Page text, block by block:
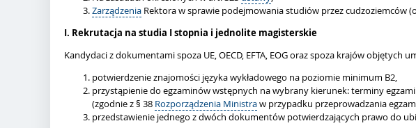
Zarządzenia Rektora w sprawie podejmowania studiów przez cudzoziemców
I. Rekrutacja na studia I stopnia i jednolite magisterskie
Kandydaci z dokumentami spoza UE, OECD, EFTA, EOG oraz spoza krajów objętych
potwierdzenie znajomości języka wykładowego na poziomie minimum B2,
przystąpienie do egzaminów wstępnych na wybrany kierunek:terminy
(zgodnie z § 38 Rozporządzenia Ministraw przypadku przeprowadzania
przedstawienie jednego z dwóch dokumentów potwierdzających prawo do